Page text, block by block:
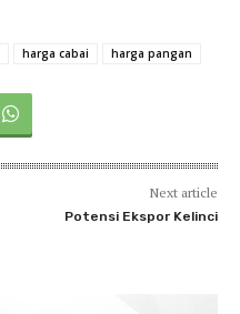
harga cabai harga pangan
Next article
Potensi Ekspor Kelinci